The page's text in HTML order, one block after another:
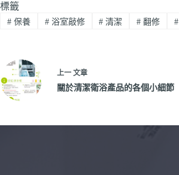
標籤
#保養 #浴室敲修 # 清潔 # 翻修 #
上一 文章
關於清潔衛浴產品的各個小細節